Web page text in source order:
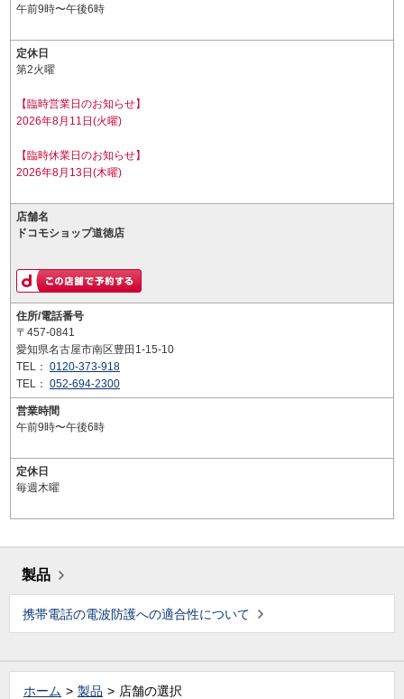
午前9時〜午後6時
定休日
第2火曜
【臨時営業日のお知らせ】
2026年8月11日(火曜)
【臨時休業日のお知らせ】
2026年8月13日(木曜)
店舗名
ドコモショップ道徳店
住所/電話番号
〒457-0841
愛知県名古屋市南区豊田1-15-10
TEL： 0120-373-918
TEL： 052-694-2300
営業時間
午前9時〜午後6時
定休日
毎週木曜
製品
携帯電話の電波防護への適合性について
ホーム 製品 店舗の選択